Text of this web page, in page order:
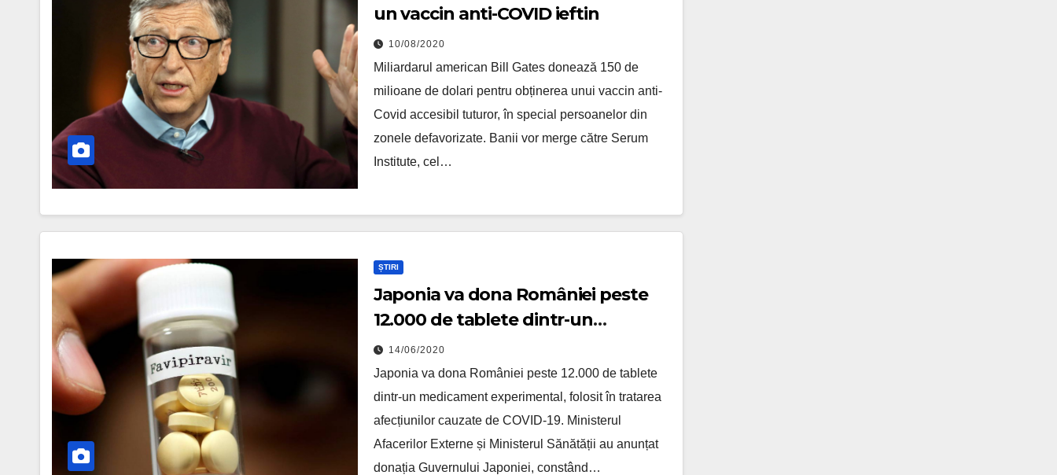
un vaccin anti-COVID ieftin
10/08/2020
Miliardarul american Bill Gates donează 150 de
milioane de dolari pentru obținerea unui vaccin anti-
Covid accesibil tuturor, în special persoanelor din
zonele defavorizate. Banii vor merge către Serum
Institute, cel…
ȘTIRI
Japonia va dona României peste
12.000 de tablete dintr-un
medicament experimental anti-
COVID-19
14/06/2020
Japonia va dona României peste 12.000 de tablete
dintr-un medicament experimental, folosit în tratarea
afecțiunilor cauzate de COVID-19. Ministerul
Afacerilor Externe și Ministerul Sănătății au anunțat
donația Guvernului Japoniei, constând…